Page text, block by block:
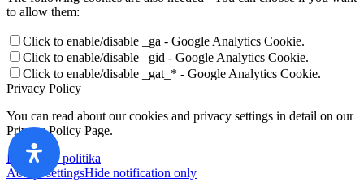
to allow them:
Click to enable/disable _ga - Google Analytics Cookie.
Click to enable/disable _gid - Google Analytics Cookie.
Click to enable/disable _gat_* - Google Analytics Cookie.
Privacy Policy
You can read about our cookies and privacy settings in detail on our
Privacy Policy Page.
Privatumo politika
Accept settingsHide notification only